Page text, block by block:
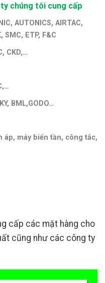
chúng tôi cung cấp
AUTONICS, AIRTAC,
SMC, ETP, F&C
CKD,…
BML,GODO…
áp, máy biến tần, công tắc,
cấp các mặt hàng cho
cũng như các công ty